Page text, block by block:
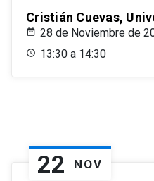
Cristián Cuevas,
28 de Noviembre de
13:30 a 14:30
22 NOV